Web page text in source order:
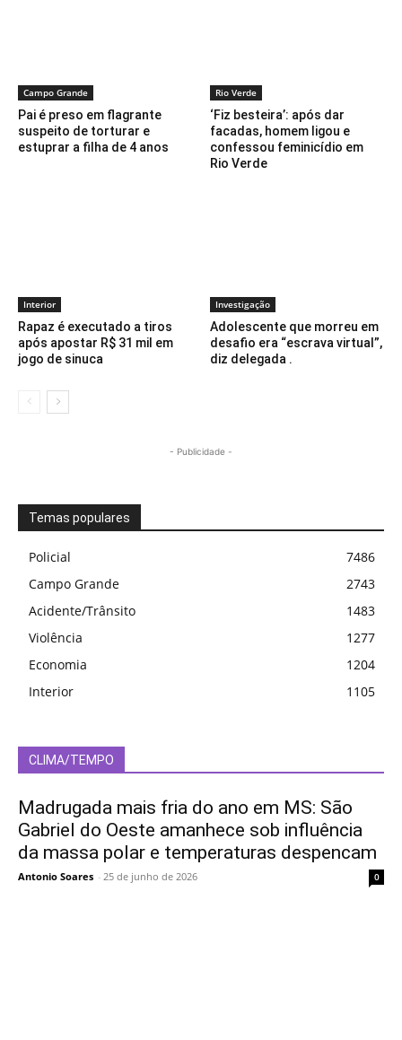
Campo Grande
Pai é preso em flagrante
suspeito de torturar e
estuprar a filha de 4 anos
Rio Verde
‘Fiz besteira’: após dar
facadas, homem ligou e
confessou feminicídio em
Rio Verde
Interior
Rapaz é executado a tiros
após apostar R$ 31 mil em
jogo de sinuca
Investigação
Adolescente que morreu em
desafio era “escrava virtual”,
diz delegada .
- Publicidade -
Temas populares
Policial
7486
Campo Grande
2743
Acidente/Trânsito
1483
Violência
1277
Economia
1204
Interior
1105
CLIMA/TEMPO
Madrugada mais fria do ano em MS: São
Gabriel do Oeste amanhece sob influência
da massa polar e temperaturas despencam
Antonio Soares - 25 de junho de 2026 0